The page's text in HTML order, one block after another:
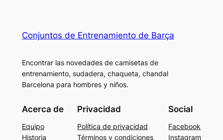
Conjuntos de Entrenamiento de Barça
Encontrar las novedades de camisetas de
entrenamiento, sudadera, chaqueta, chandal
Barcelona para hombres y niños.
Acerca de
Equipo
Historia
Privacidad
Política de privacidad
Términos y condiciones
Social
Facebook
Instagram